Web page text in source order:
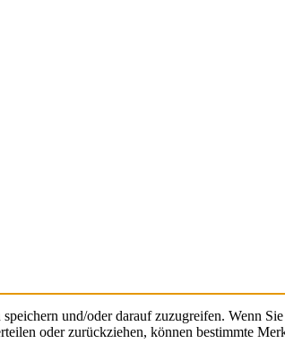
und/oder darauf zuzugreifen. Wenn
oder zurückziehen, können bestimmte